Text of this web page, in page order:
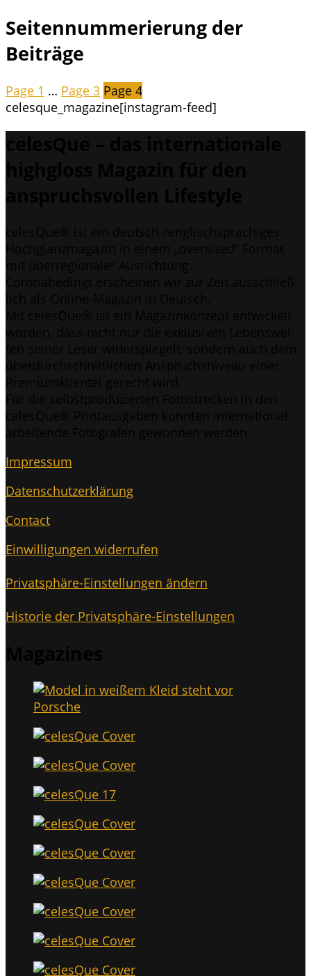
Seitennummerierung der
Beiträge
Page 1 … Page 3 Page 4
celesque_magazine[instagram-feed]
Impres­sum
Daten­schutz­er­klä­rung
Cont­act
Ein­wil­li­gun­gen widerrufen
Pri­vat­sphä­re-Ein­stel­lun­gen ändern
His­to­rie der Privatsphäre-Einstellungen